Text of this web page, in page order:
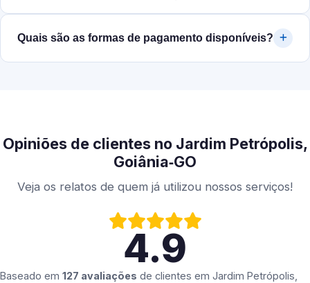
Quais são as formas de pagamento disponíveis?
Opiniões de clientes no Jardim Petrópolis,
Goiânia‑GO
Veja os relatos de quem já utilizou nossos serviços!
4.9
Baseado em 127 avaliações de clientes em Jardim Petrópolis,